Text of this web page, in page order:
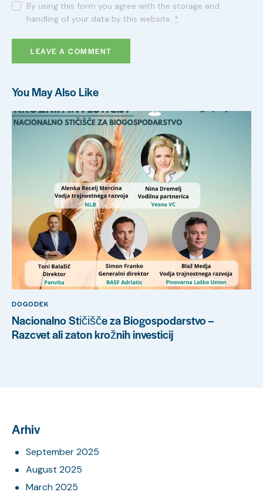
By using this form you agree with the storage and
handling of your data by this website. *
You May Also Like
DOGODEK
Nacionalno Stičišče za Biogospodarstvo –
Razcvet ali zaton krožnih investicij
Arhiv
September 2025
August 2025
March 2025